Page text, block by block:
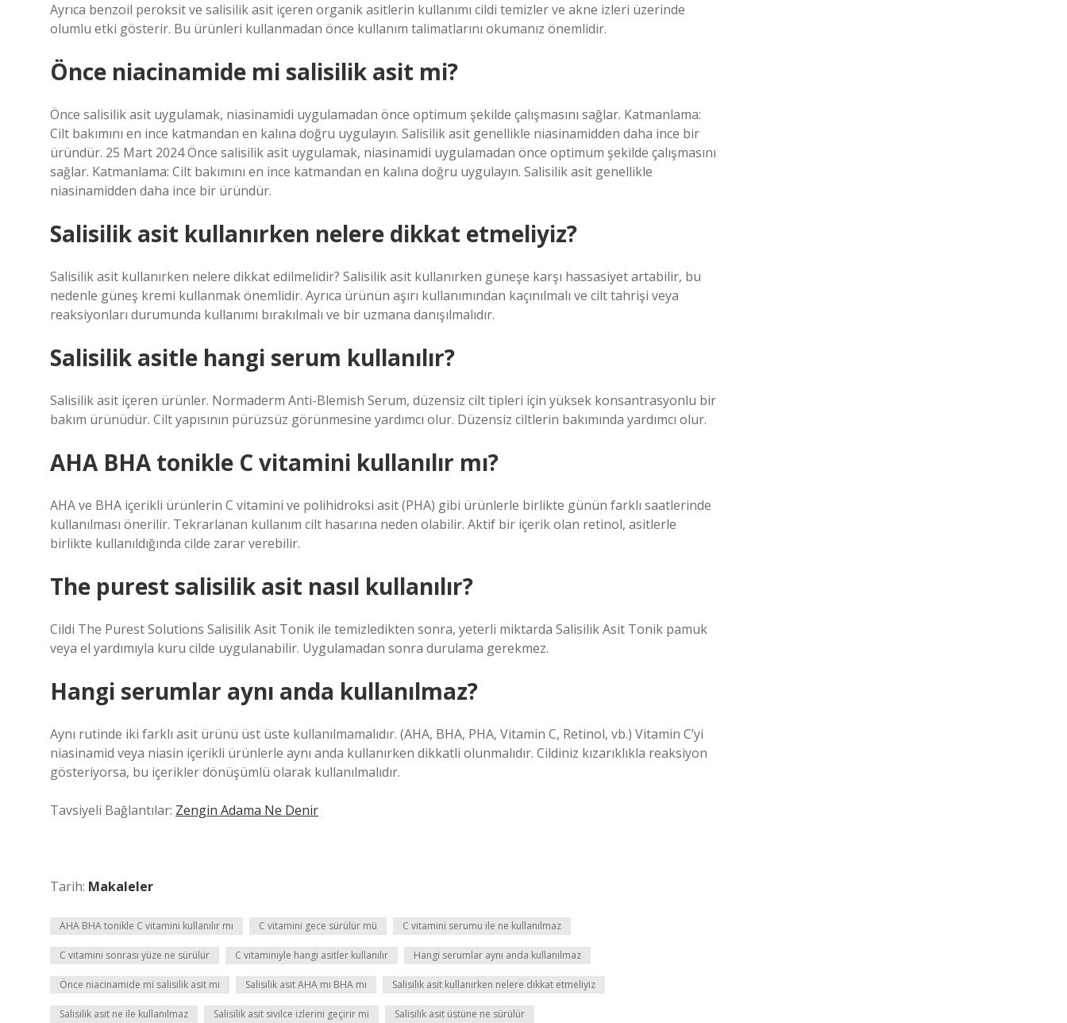
Ayrıca benzoil peroksit ve salisilik asit içeren organik asitlerin kullanımı cildi temizler ve akne izleri üzerinde
olumlu etki gösterir. Bu ürünleri kullanmadan önce kullanım talimatlarını okumanız önemlidir.
Önce niacinamide mi salisilik asit mi?
Önce salisilik asit uygulamak, niasinamidi uygulamadan önce optimum şekilde çalışmasını sağlar. Katmanlama:
Cilt bakımını en ince katmandan en kalına doğru uygulayın. Salisilik asit genellikle niasinamidden daha ince bir
üründür. 25 Mart 2024 Önce salisilik asit uygulamak, niasinamidi uygulamadan önce optimum şekilde çalışmasını
sağlar. Katmanlama: Cilt bakımını en ince katmandan en kalına doğru uygulayın. Salisilik asit genellikle
niasinamidden daha ince bir üründür.
Salisilik asit kullanırken nelere dikkat etmeliyiz?
Salisilik asit kullanırken nelere dikkat edilmelidir? Salisilik asit kullanırken güneşe karşı hassasiyet artabilir, bu
nedenle güneş kremi kullanmak önemlidir. Ayrıca ürünün aşırı kullanımından kaçınılmalı ve cilt tahrişi veya
reaksiyonları durumunda kullanımı bırakılmalı ve bir uzmana danışılmalıdır.
Salisilik asitle hangi serum kullanılır?
Salisilik asit içeren ürünler. Normaderm Anti-Blemish Serum, düzensiz cilt tipleri için yüksek konsantrasyonlu bir
bakım ürünüdür. Cilt yapısının pürüzsüz görünmesine yardımcı olur. Düzensiz ciltlerin bakımında yardımcı olur.
AHA BHA tonikle C vitamini kullanılır mı?
AHA ve BHA içerikli ürünlerin C vitamini ve polihidroksi asit (PHA) gibi ürünlerle birlikte günün farklı saatlerinde
kullanılması önerilir. Tekrarlanan kullanım cilt hasarına neden olabilir. Aktif bir içerik olan retinol, asitlerle
birlikte kullanıldığında cilde zarar verebilir.
The purest salisilik asit nasıl kullanılır?
Cildi The Purest Solutions Salisilik Asit Tonik ile temizledikten sonra, yeterli miktarda Salisilik Asit Tonik pamuk
veya el yardımıyla kuru cilde uygulanabilir. Uygulamadan sonra durulama gerekmez.
Hangi serumlar aynı anda kullanılmaz?
Aynı rutinde iki farklı asit ürünü üst üste kullanılmamalıdır. (AHA, BHA, PHA, Vitamin C, Retinol, vb.) Vitamin C’yi
niasinamid veya niasin içerikli ürünlerle aynı anda kullanırken dikkatli olunmalıdır. Cildiniz kızarıklıkla reaksiyon
gösteriyorsa, bu içerikler dönüşümlü olarak kullanılmalıdır.
Tavsiyeli Bağlantılar: Zengin Adama Ne Denir
Tarih: Makaleler
AHA BHA tonikle C vitamini kullanılır mı C vitamini gece sürülür mü C vitamini serumu ile ne kullanılmaz
C vitamini sonrası yüze ne sürülür C vitaminiyle hangi asitler kullanılır Hangi serumlar aynı anda kullanılmaz
Önce niacinamide mi salisilik asit mi Salisilik asit AHA mı BHA mı Salisilik asit kullanırken nelere dikkat etmeliyiz
Salisilik asit ne ile kullanılmaz Salisilik asit sivilce izlerini geçirir mi Salisilik asit üstüne ne sürülür